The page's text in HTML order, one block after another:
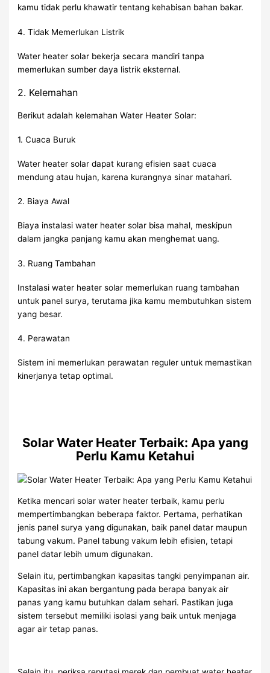
kamu tidak perlu khawatir tentang kehabisan bahan bakar.
4. Tidak Memerlukan Listrik
Water heater solar bekerja secara mandiri tanpa
memerlukan sumber daya listrik eksternal.
2. Kelemahan
Berikut adalah kelemahan Water Heater Solar:
1. Cuaca Buruk
Water heater solar dapat kurang efisien saat cuaca
mendung atau hujan, karena kurangnya sinar matahari.
2. Biaya Awal
Biaya instalasi water heater solar bisa mahal, meskipun
dalam jangka panjang kamu akan menghemat uang.
3. Ruang Tambahan
Instalasi water heater solar memerlukan ruang tambahan
untuk panel surya, terutama jika kamu membutuhkan sistem
yang besar.
4. Perawatan
Sistem ini memerlukan perawatan reguler untuk memastikan
kinerjanya tetap optimal.
Solar Water Heater Terbaik: Apa yang
Perlu Kamu Ketahui
Ketika mencari solar water heater terbaik, kamu perlu
mempertimbangkan beberapa faktor. Pertama, perhatikan
jenis panel surya yang digunakan, baik panel datar maupun
tabung vakum. Panel tabung vakum lebih efisien, tetapi
panel datar lebih umum digunakan.
Selain itu, pertimbangkan kapasitas tangki penyimpanan air.
Kapasitas ini akan bergantung pada berapa banyak air
panas yang kamu butuhkan dalam sehari. Pastikan juga
sistem tersebut memiliki isolasi yang baik untuk menjaga
agar air tetap panas.